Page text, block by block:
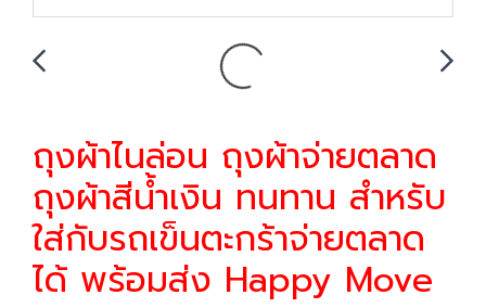
ถุงผ้าไนล่อน ถุงผ้าจ่ายตลาด
ถุงผ้าสีน้ำเงิน ทนทาน สำหรับ
ใส่กับรถเข็นตะกร้าจ่ายตลาด
ได้ พร้อมส่ง Happy Move